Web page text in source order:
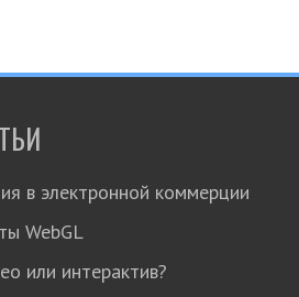
в электронной коммерции
WebGL
или интерактив?